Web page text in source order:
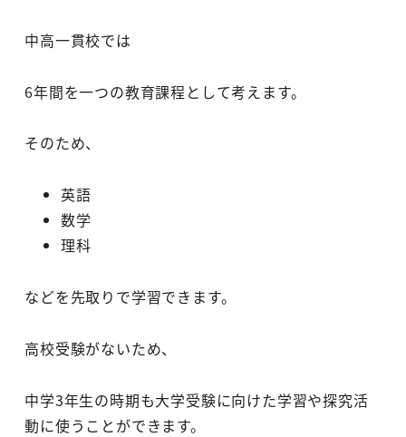
中高一貫校では
6年間を一つの教育課程として考えます。
そのため、
英語
数学
理科
などを先取りで学習できます。
高校受験がないため、
中学3年生の時期も大学受験に向けた学習や探究活
動に使うことができます。